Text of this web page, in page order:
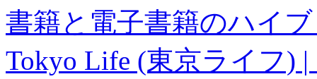
書籍と電子書籍のハイ
Tokyo Life (東京ライフ)